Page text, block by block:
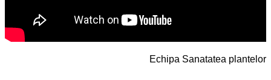
Echipa Sanatatea plantelor